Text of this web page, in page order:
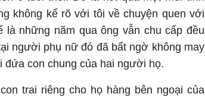
không kể rõ với tôi về chuyện quen với
những năm qua ông vẫn chu cấp đều
người phụ nữ đó đã bất ngờ không may
đứa con chung của hai người họ.
trai riêng cho họ hàng bên ngoại của